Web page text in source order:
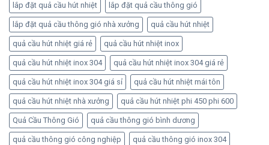
lắp đặt quả cầu hút nhiệt lắp đặt quả cầu thông gió
lắp đặt quả cầu thông gió nhà xưởng quả cầu hút nhiệt
quả cầu hút nhiệt giá rẻ quả cầu hút nhiệt inox
quả cầu hút nhiệt inox 304 quả cầu hút nhiệt inox 304 giá rẻ
quả cầu hút nhiệt inox 304 giá sỉ quả cầu hút nhiệt mái tôn
quả cầu hút nhiệt nhà xưởng quả cầu hút nhiệt phi 450 phi 600
Quả Cầu Thông Gió quả cầu thông gió bình dương
quả cầu thông gió công nghiệp quả cầu thông gió inox 304